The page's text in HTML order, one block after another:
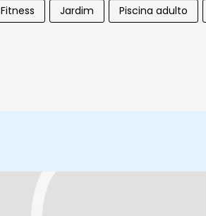
Fitness Jardim Piscina adulto